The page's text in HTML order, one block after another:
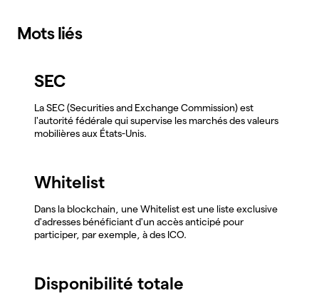
Mots liés
SEC
La SEC (Securities and Exchange Commission) est
l'autorité fédérale qui supervise les marchés des valeurs
mobilières aux États-Unis.
Whitelist
Dans la blockchain, une Whitelist est une liste exclusive
d'adresses bénéficiant d'un accès anticipé pour
participer, par exemple, à des ICO.
Disponibilité totale